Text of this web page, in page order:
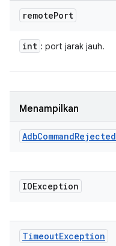
remotePort
int : port jarak jauh.
Menampilkan
AdbCommandRejected
IOException
TimeoutException